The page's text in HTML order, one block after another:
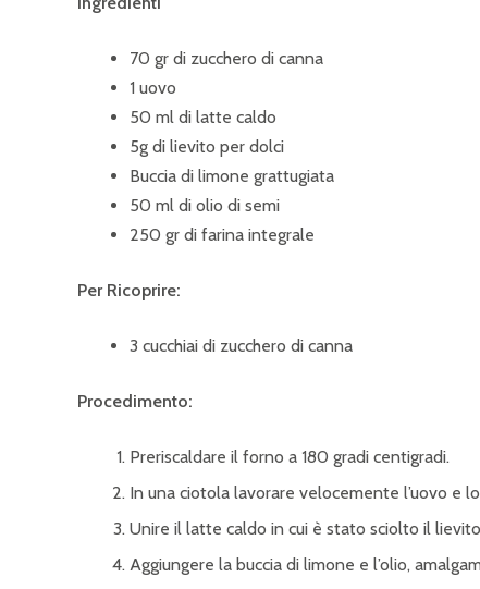
70 gr di zucchero di canna
1 uovo
50 ml di latte caldo
5g di lievito per dolci
Buccia di limone grattugiata
50 ml di olio di semi
250 gr di farina integrale
Per Ricoprire:
3 cucchiai di zucchero di canna
Procedimento:
Preriscaldare il forno a 180 gradi centigradi.
In una ciotola lavorare velocemente l’uovo e
Unire il latte caldo in cui è stato sciolto il
Aggiungere la buccia di limone e l’olio,